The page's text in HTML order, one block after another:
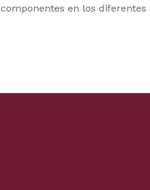
componentes en los